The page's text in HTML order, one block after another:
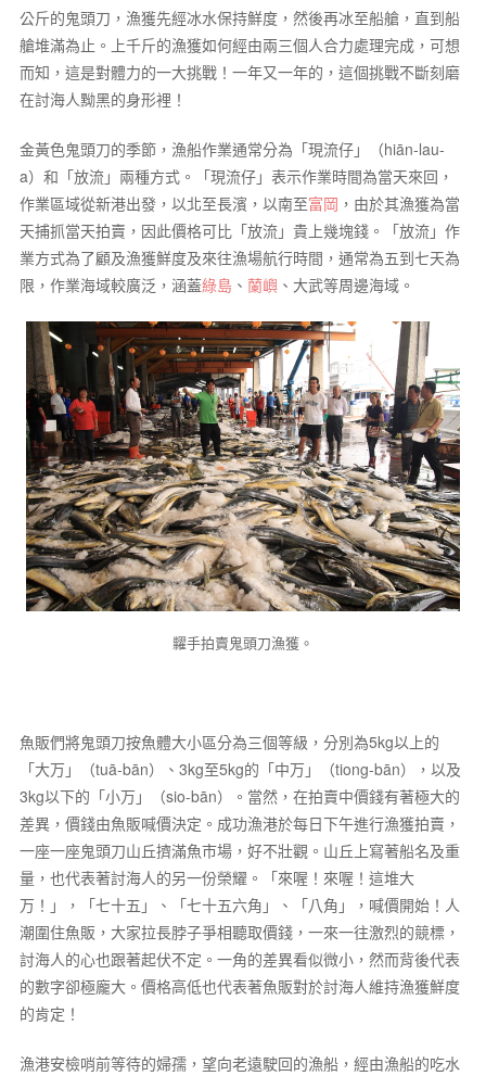
公斤的鬼頭刀，漁獲先經冰水保持鮮度，然後再冰至船艙，直到船
艙堆滿為止。上千斤的漁獲如何經由兩三個人合力處理完成，可想
而知，這是對體力的一大挑戰！一年又一年的，這個挑戰不斷刻磨
在討海人黝黑的身形裡！
金黃色鬼頭刀的季節，漁船作業通常分為「現流仔」（hiān-lau-
a）和「放流」兩種方式。「現流仔」表示作業時間為當天來回，
作業區域從新港出發，以北至長濱，以南至富岡 ，由於其漁獲為當
天捕抓當天拍賣，因此價格可比「放流」貴上幾塊錢。「放流」作
業方式為了顧及漁獲鮮度及來往漁場航行時間，通常為五到七天為
限，作業海域較廣泛，涵蓋綠島、 蘭嶼、大武等周邊海域。
糶手拍賣鬼頭刀漁獲。
魚販們將鬼頭刀按魚體大小區分為三個等級，分別為5kg以上的
「大万」（tuā-bān）、3kg至5kg的「中万」（tiong-bān），以及
3kg以下的「小万」（sio-bān）。當然，在拍賣中價錢有著極大的
差異，價錢由魚販喊價決定。成功漁港於每日下午進行漁獲拍賣，
一座一座鬼頭刀山丘擠滿魚市場，好不壯觀。山丘上寫著船名及重
量，也代表著討海人的另一份榮耀。「來喔！來喔！這堆大
万！」，「七十五」、「七十五六角」、「八角」，喊價開始！人
潮圍住魚販，大家拉長脖子爭相聽取價錢，一來一往激烈的競標，
討海人的心也跟著起伏不定。一角的差異看似微小，然而背後代表
的數字卻極龐大。價格高低也代表著魚販對於討海人維持漁獲鮮度
的肯定！
漁港安檢哨前等待的婦孺，望向老遠駛回的漁船，經由漁船的吃水